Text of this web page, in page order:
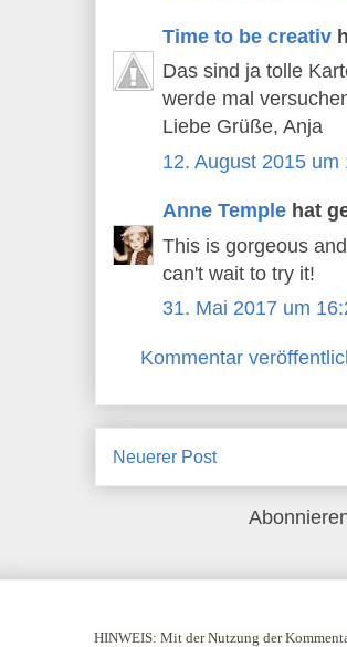
Time to be creativ
Das sind ja tolle
werde mal
Liebe Grüße, Anja
12. August 2015 um
Anne Temple hat
This is gorgeous
can't wait to try it!
31. Mai 2017 um
Kommentar
Neuerer Post
HINWEIS: Mit der Nutzung der